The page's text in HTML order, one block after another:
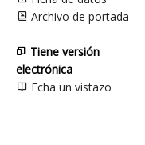
Archivo de portada
Tiene versión
electrónica
Echa un vistazo